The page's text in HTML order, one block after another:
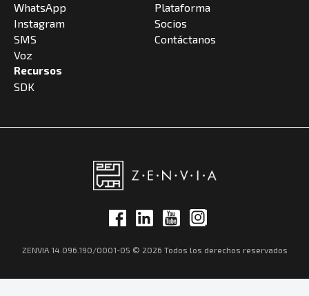
WhatsApp
Instagram
SMS
Voz
Recursos
SDK
Plataforma
Socios
Contáctanos
ZENVIA 14.096.190/0001-05 © 2026 Todos los derechos reservados